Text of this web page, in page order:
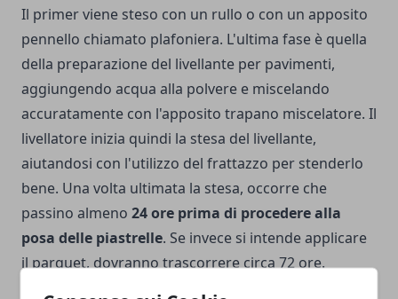
Il primer viene steso con un rullo o con un apposito
pennello chiamato plafoniera. L'ultima fase è quella
della preparazione del livellante per pavimenti,
aggiungendo acqua alla polvere e miscelando
accuratamente con l'apposito trapano miscelatore. Il
livellatore inizia quindi la stesa del livellante,
aiutandosi con l'utilizzo del frattazzo per stenderlo
bene. Una volta ultimata la stesa, occorre che
passino almeno 24 ore prima di procedere alla
posa delle piastrelle. Se invece si intende applicare
il parquet, dovranno trascorrere circa 72 ore.